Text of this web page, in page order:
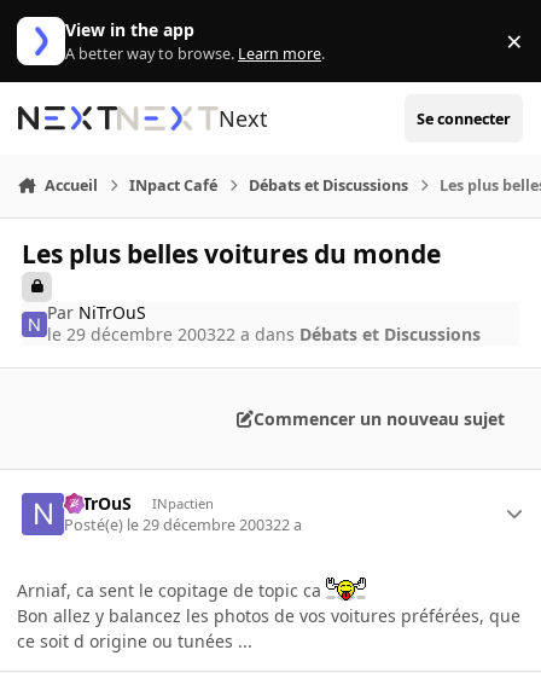
Aller au contenu
View in the app
A better way to browse. Learn more. ×
Next Se connecter
Accueil INpact Café Débats et Discussions Les plus
Les plus belles voitures du monde
Par NiTrOuS
le 29 décembre 200322 a dans Débats et Discussions
Commencer un nouveau sujet
NiTrOuS INpactien
Posté(e) le 29 décembre 200322 a
Arniaf, ca sent le copitage de topic ca
Bon allez y balancez les photos de vos voitures préférées, que
ce soit d origine ou tunées ...